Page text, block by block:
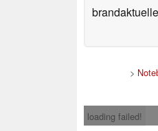
>
loading failed!